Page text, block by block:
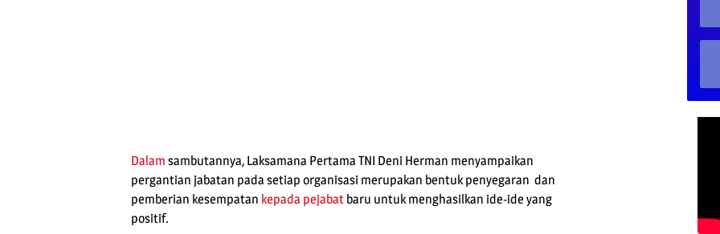
Dalam sambutannya, Laksamana Pertama TNI Deni Herman menyampaikan
pergantian jabatan pada setiap organisasi merupakan bentuk penyegaran dan
pemberian kesempatan kepada pejabat baru untuk menghasilkan ide-ide yang
positif.